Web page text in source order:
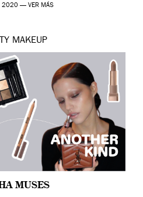
2020 — VER MÁS
MAKEUP
MUSES